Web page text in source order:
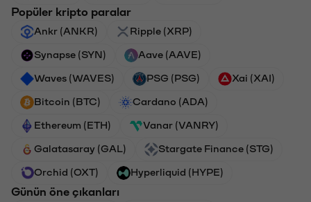
Popüler kripto paralar
Ankr (ANKR) Ripple (XRP)
Synapse (SYN) Aave (AAVE)
Waves (WAVES) PSG (PSG) Xai (XAI)
Bitcoin (BTC) Cardano (ADA)
Ethereum (ETH) Vanar (VANRY)
Galatasaray (GAL) Stargate Finance (STG)
Orchid (OXT) Hyperliquid (HYPE)
Günün öne çıkanları